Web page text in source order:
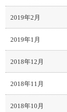
2019年2月
2019年1月
2018年12月
2018年11月
2018年10月